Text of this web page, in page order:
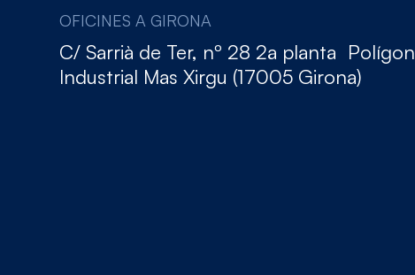
OFICINES A GIRONA
C/ Sarrià de Ter, nº 28 2a planta Polígon
Industrial Mas Xirgu (17005 Girona)